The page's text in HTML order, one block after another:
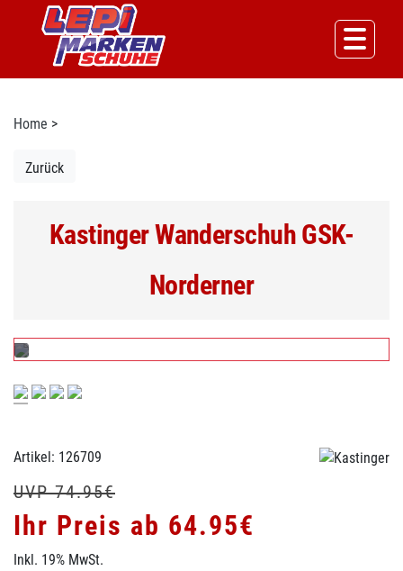
Home >
Zurück
Kastinger Wanderschuh GSK-
Norderner
Artikel: 126709
UVP 74.95€
Ihr Preis ab 64.95€
Inkl. 19% MwSt.